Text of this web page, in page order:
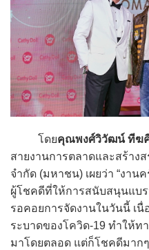
โดยคุณพงศ์วิวัฒน์ ทีฆ
สายงานการตลาดและสร้า
จำกัด (มหาชน) เผยว่า “งา
ผู้โชคดีที่ให้การสนับสนุนแบ
รอคอยการจัดงานในวันนี้ เ
ระบาดของโควิด-19 ทำให้ท
มาโดยตลอด แต่ก็โชคดีมาก